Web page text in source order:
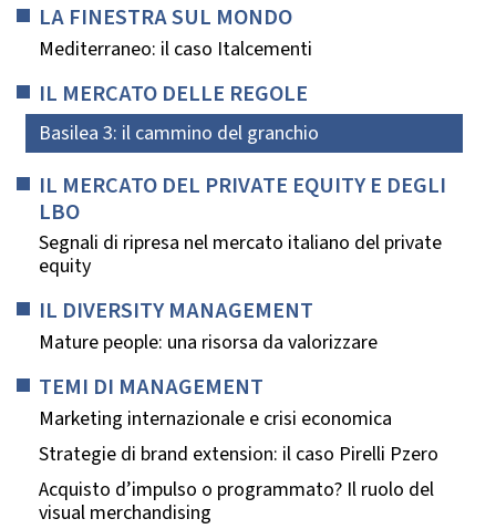
LA FINESTRA SUL MONDO
Mediterraneo: il caso Italcementi
IL MERCATO DELLE REGOLE
Basilea 3: il cammino del granchio
IL MERCATO DEL PRIVATE EQUITY E DEGLI
LBO
Segnali di ripresa nel mercato italiano del private
equity
IL DIVERSITY MANAGEMENT
Mature people: una risorsa da valorizzare
TEMI DI MANAGEMENT
Marketing internazionale e crisi economica
Strategie di brand extension: il caso Pirelli Pzero
Acquisto d’impulso o programmato? Il ruolo del
visual merchandising